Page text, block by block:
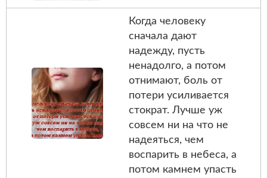
Когда человеку
сначала дают
надежду, пусть
ненадолго, а потом
отнимают, боль от
потери усиливается
стократ. Лучше уж
совсем ни на что не
надеяться, чем
воспарить в небеса, а
потом камнем упасть